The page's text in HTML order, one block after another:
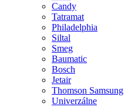
Candy
Tatramat
Philadelphia
Siltal
Smeg
Baumatic
Bosch
Jetair
Thomson Samsung
Univerzálne